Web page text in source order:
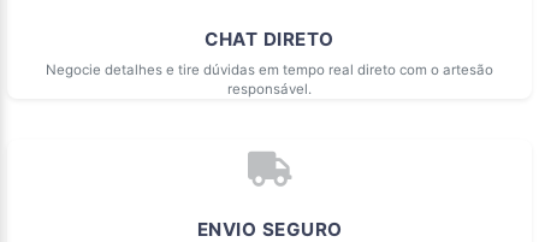
CHAT DIRETO
Negocie detalhes e tire dúvidas em tempo real direto com o artesão
responsável.
ENVIO SEGURO